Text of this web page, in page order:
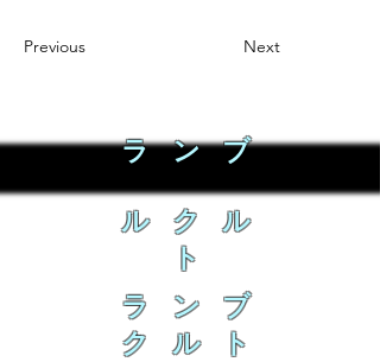
Previous Next
ラ ン ブ
ル ク ル
ト
ラ ン ブ
ク ル ト